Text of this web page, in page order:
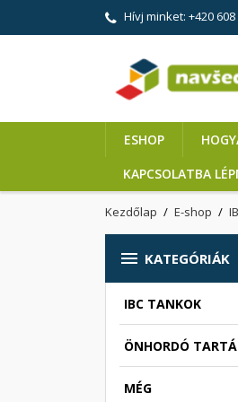
Hívj minket: +420
ESHOP
KAPCSOLATBA
Kezdőlap E-shop
 KATEGÓRIÁK
IBC TANKOK
ÖNHORDÓ
MÉG